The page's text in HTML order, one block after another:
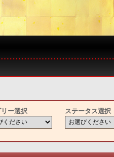
ー選択 ステータス選択